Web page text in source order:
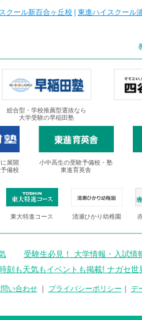
クール新百合ヶ丘校 東進ハイスクール
総合型・学校推薦型選抜なら
大学受験の早稲田塾
展開
備校
小中高生の受験予備校・塾
東進育英舎
東大特進コース 清瀬ひかり幼稚園
受験生必見！ 大学情報・入試情
刻も天気もイベントも掲載! ナガセ世
い合わせ｜ プライバシーポリシー デ